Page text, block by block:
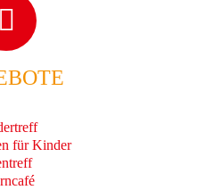
für Kinder